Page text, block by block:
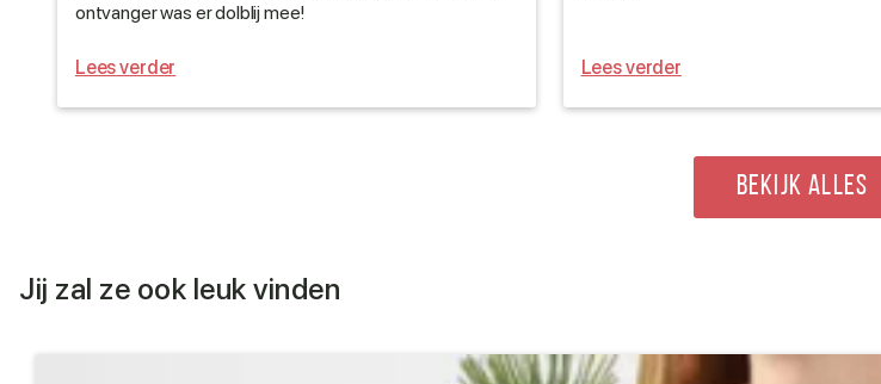
ontvanger was er dolblij mee!
Lees verder Lees verder
BEKIJK ALLES
Jij zal ze ook leuk vinden